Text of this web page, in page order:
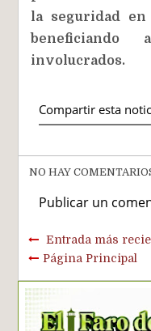
la seguridad
involucrados.
Compartir esta
NO HAY
Publicar un
Entrada más
Página Principal